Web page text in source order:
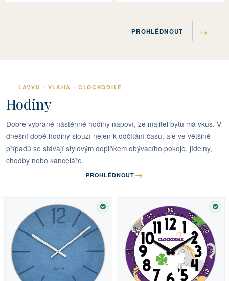
PROHLÉDNOUT
LAVVU · VLAHA · CLOCKODILE
Hodiny
Dobře vybrané nástěnné hodiny napoví, že majitel bytu má vkus. V
dnešní době hodiny slouží nejen k odčítání času, ale ve většině
případů se stávají stylovým doplňkem obývacího pokoje, jídelny,
chodby nebo kanceláře.
PROHLÉDNOUT →
SKLADEM